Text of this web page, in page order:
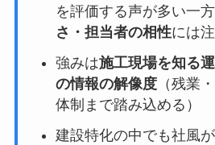
を評価する声が多い一
さ・担当者の相性には
強みは施工現場を知る
の情報の解像度（残業
体制まで踏み込める）
建設特化の中でも社風が